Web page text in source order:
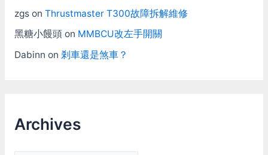
zgson Thrustmaster T300故障拆解維修
黑糖小饅頭on MMBCU改左手開關
Dabinn on 剎車還是煞車？
Archives